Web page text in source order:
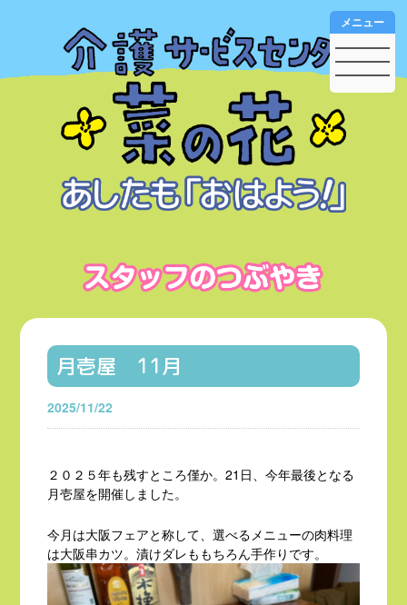
メニュー
月壱屋 11月
2025/11/22
２０２５年も残すところ僅か。21日、今年最後となる
月壱屋を開催しました。
今月は大阪フェアと称して、選べるメニューの肉料理
は大阪串カツ。漬けダレももちろん手作りです。